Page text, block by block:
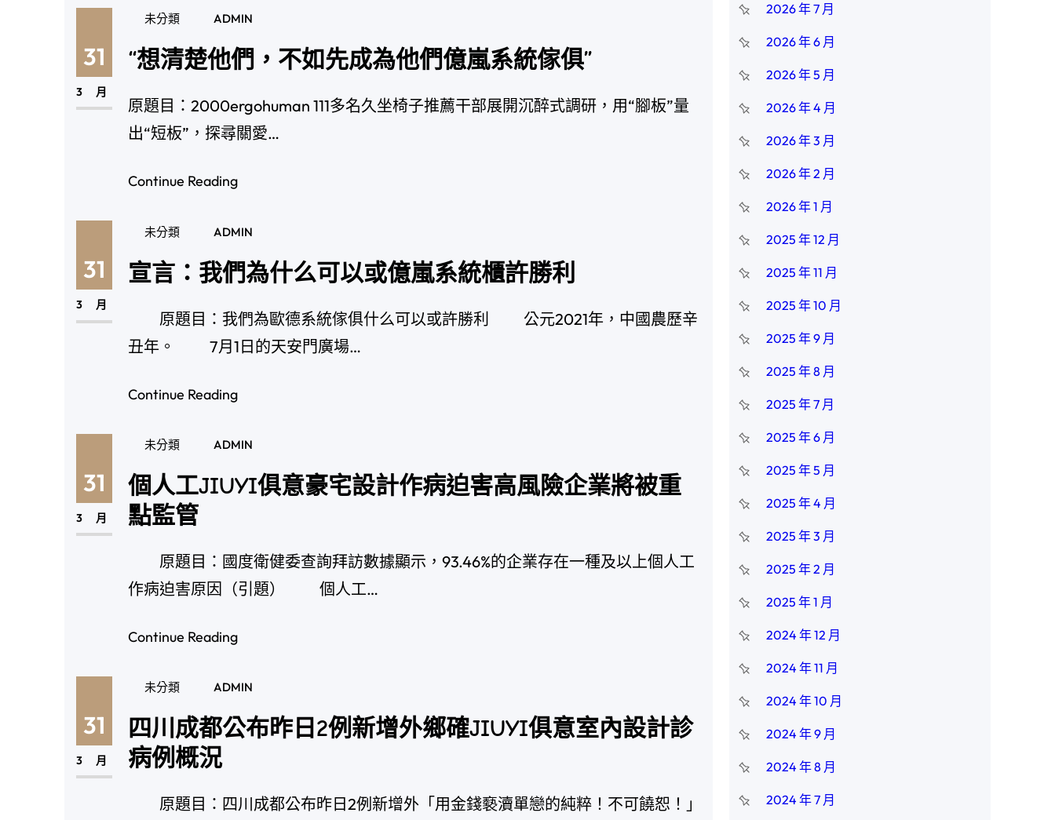
31
3 月
未分類 ADMIN
“想清楚他們，不如先成為他們億嵐系統傢俱”
原題目：2000ergohuman 111多名久坐椅子推薦干部展開沉醉式調研，用“腳板”量
出“短板”，探尋關愛…
Continue Reading
31
3 月
未分類 ADMIN
宣言：我們為什么可以或億嵐系統櫃許勝利
原題目：我們為歐德系統傢俱什么可以或許勝利 公元2021年，中國農歷辛
丑年。 7月1日的天安門廣場…
Continue Reading
31
3 月
未分類 ADMIN
個人工JIUYI俱意豪宅設計作病迫害高風險企業將被重
點監管
原題目：國度衛健委查詢拜訪數據顯示，93.46%的企業存在一種及以上個人工
作病迫害原因（引題） 個人工…
Continue Reading
31
3 月
未分類 ADMIN
四川成都公布昨日2例新增外鄉確JIUYI俱意室內設計診
病例概況
原題目：四川成都公布昨日2例新增外「用金錢褻瀆單戀的純粹！不可饒恕！」
2026 年 7 月
2026 年 6 月
2026 年 5 月
2026 年 4 月
2026 年 3 月
2026 年 2 月
2026 年 1 月
2025 年 12 月
2025 年 11 月
2025 年 10 月
2025 年 9 月
2025 年 8 月
2025 年 7 月
2025 年 6 月
2025 年 5 月
2025 年 4 月
2025 年 3 月
2025 年 2 月
2025 年 1 月
2024 年 12 月
2024 年 11 月
2024 年 10 月
2024 年 9 月
2024 年 8 月
2024 年 7 月